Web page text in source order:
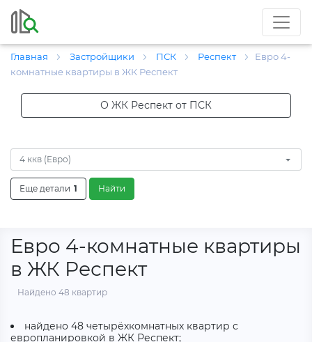
Главная Застройщики ПСК Респект
Евро 4-
комнатные квартиры в ЖК Респект
О ЖК Респект от ПСК
4 ккв (Евро)
Еще детали 1 Найти
Евро 4-комнатные квартиры
в ЖК Респект
Найдено 48 квартир
найдено 48 четырёхкомнатных квартир с
европланировкой в ЖК Респект;